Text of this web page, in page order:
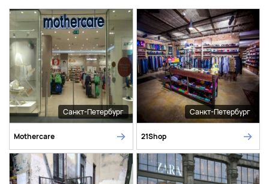
Санкт-Петербург
Mothercare
Санкт-Петербург
21Shop